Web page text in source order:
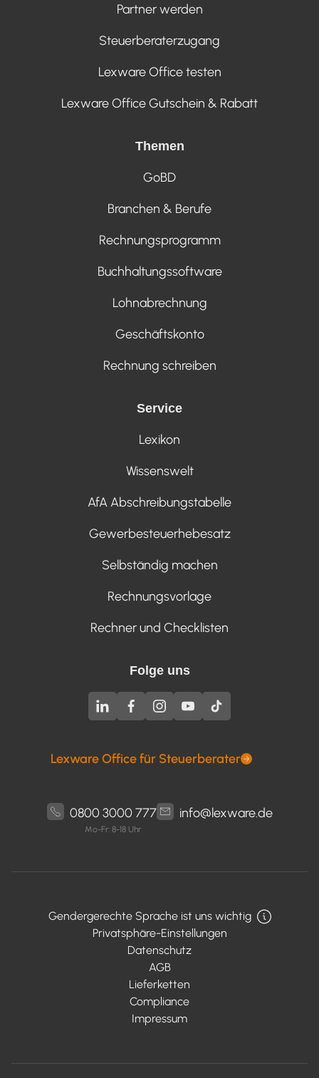
Partner werden
Steuerberaterzugang
Lexware Office testen
Lexware Office Gutschein & Rabatt
Themen
GoBD
Branchen & Berufe
Rechnungsprogramm
Buchhaltungssoftware
Lohnabrechnung
Geschäftskonto
Rechnung schreiben
Service
Lexikon
Wissenswelt
AfA Abschreibungstabelle
Gewerbesteuerhebesatz
Selbständig machen
Rechnungsvorlage
Rechner und Checklisten
Folge uns
Lexware Office für Steuerberater
0800 3000 777
Mo-Fr: 8-18 Uhr
info@lexware.de
Privatsphäre-Einstellungen
Datenschutz
AGB
Lieferketten
Compliance
Impressum
Gendergerechte Sprache ist uns wichtig